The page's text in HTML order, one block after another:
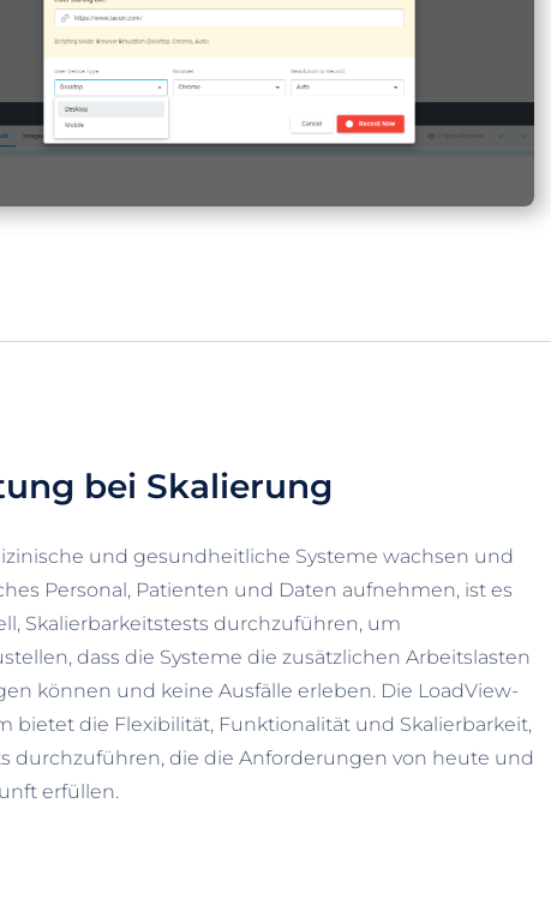
bei Skalierung
und gesundheitliche Systeme wachsen und
Personal, Patienten und Daten aufnehmen, ist es
Skalierbarkeitstests durchzuführen, um
dass die Systeme die zusätzlichen Arbeitslasten
können und keine Ausfälle erleben. Die LoadView-
bietet die Flexibilität, Funktionalität und Skalierbarkeit,
durchzuführen, die die Anforderungen von heute und
erfüllen.